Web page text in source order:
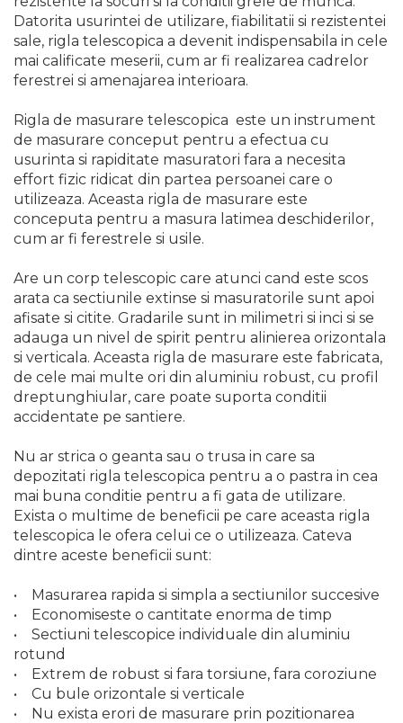
Datorita usurintei de utilizare, fiabilitatii si rezistentei
sale, rigla telescopica a devenit indispensabila in cele
mai calificate meserii, cum ar fi realizarea cadrelor
ferestrei si amenajarea interioara.
Rigla de masurare telescopica este un instrument
de masurare conceput pentru a efectua cu
usurinta si rapiditate masuratori fara a necesita
effort fizic ridicat din partea persoanei care o
utilizeaza. Aceasta rigla de masurare este
conceputa pentru a masura latimea deschiderilor,
cum ar fi ferestrele si usile.
Are un corp telescopic care atunci cand este scos
arata ca sectiunile extinse si masuratorile sunt apoi
afisate si citite. Gradarile sunt in milimetri si inci si se
adauga un nivel de spirit pentru alinierea orizontala
si verticala. Aceasta rigla de masurare este fabricata,
de cele mai multe ori din aluminiu robust, cu profil
dreptunghiular, care poate suporta conditii
accidentate pe santiere.
Nu ar strica o geanta sau o trusa in care sa
depozitati rigla telescopica pentru a o pastra in cea
mai buna conditie pentru a fi gata de utilizare.
Exista o multime de beneficii pe care aceasta rigla
telescopica le ofera celui ce o utilizeaza. Cateva
dintre aceste beneficii sunt:
• Masurarea rapida si simpla a sectiunilor succesive
• Economiseste o cantitate enorma de timp
• Sectiuni telescopice individuale din aluminiu
rotund
• Extrem de robust si fara torsiune, fara coroziune
• Cu bule orizontale si verticale
• Nu exista erori de masurare prin pozitionarea